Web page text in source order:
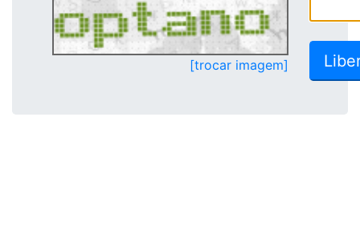
[trocar imagem]